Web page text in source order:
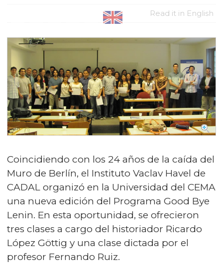
Read it in English
Coincidiendo con los 24 años de la caída del
Muro de Berlín, el Instituto Vaclav Havel de
CADAL organizó en la Universidad del CEMA
una nueva edición del Programa Good Bye
Lenin. En esta oportunidad, se ofrecieron
tres clases a cargo del historiador Ricardo
López Göttig y una clase dictada por el
profesor Fernando Ruiz.